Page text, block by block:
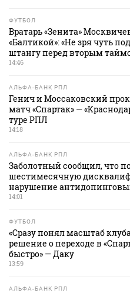
ФУТБОЛ
Вратарь «Зенита»
«Балтикой»: «Не зря чуть
штангу перед вторым
14:46
АЛЬФА-БАНК РПЛ
Генич и Моссаковский
матч «Спартак» —
туре РПЛ
14:18
АЛЬФА-БАНК РПЛ
Заболотный сообщил, что
шестимесячную
нарушение
14:01
ФУТБОЛ
«Сразу понял масштаб
решение о переходе в
быстро» — Даку
13:59
АЛЬФА-БАНК РПЛ